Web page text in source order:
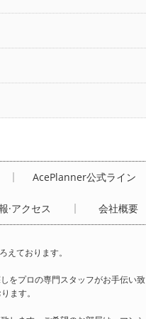
AcePlanner公式ライン
·アクセス 会社概要
ております。
プロの専門スタッフがお手伝い
ます。